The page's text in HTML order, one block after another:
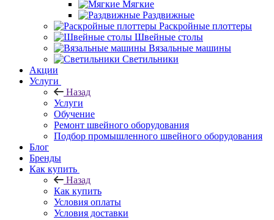
Мягкие
Раздвижные
Раскройные плоттеры
Швейные столы
Вязальные машины
Светильники
Акции
Услуги
Назад
Услуги
Обучение
Ремонт швейного оборудования
Подбор промышленного швейного оборудования
Блог
Бренды
Как купить
Назад
Как купить
Условия оплаты
Условия доставки